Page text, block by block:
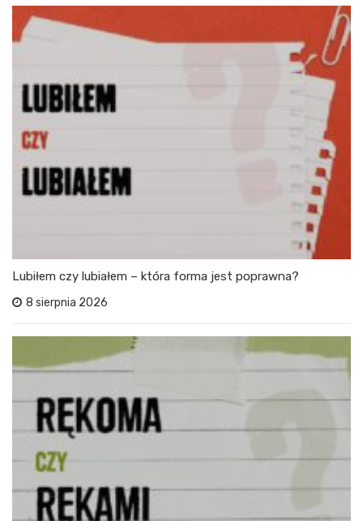
Lubiłem czy lubiałem – która forma jest poprawna?
8 sierpnia 2026